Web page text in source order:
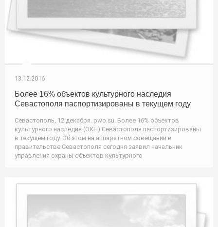
13.12.2016
Более 16% объектов культурного наследия
Севастополя паспортизированы в текущем году
Севастополь, 12 декабря. pwo.su. Более 16% объектов
культурного наследия (ОКН) Севастополя паспортизированы
в текущем году. Об этом на аппаратном совещании в
правительстве Севастополя сегодня заявил начальник
управления охраны объектов культурного